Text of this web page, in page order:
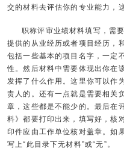
交的材料去评估你的专业能力，
职称评审业绩材料填写，需
提供的从业经历或者项目经历，
包括一些基本的项目名字，一定
性。然后材料中需要体现出你在
发挥了什么作用。这里你可以作
责人的。还有一点就是需要相关
章，这些都是不能少的。最后在
料》都要打印出来，填写好，核
印件应由工作单位核对盖章。如
写上“此目录下无材料”或“无”。